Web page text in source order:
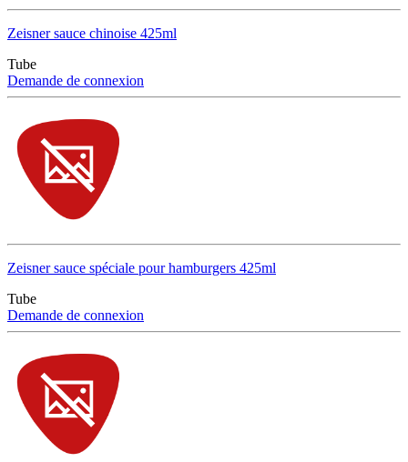
Zeisner sauce chinoise 425ml
Tube
Demande de connexion
Zeisner sauce spéciale pour hamburgers 425ml
Tube
Demande de connexion